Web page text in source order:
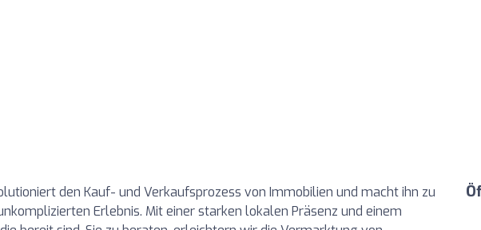
den Kauf- und Verkaufsprozess von Immobilien und macht ihn zu
Erlebnis. Mit einer starken lokalen Präsenz und einem